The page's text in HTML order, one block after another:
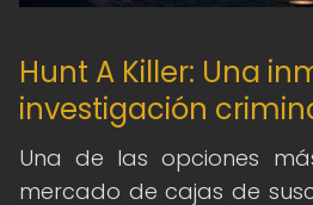
Hunt A Killer: Una
investigación
Una de las opciones
mercado de cajas de